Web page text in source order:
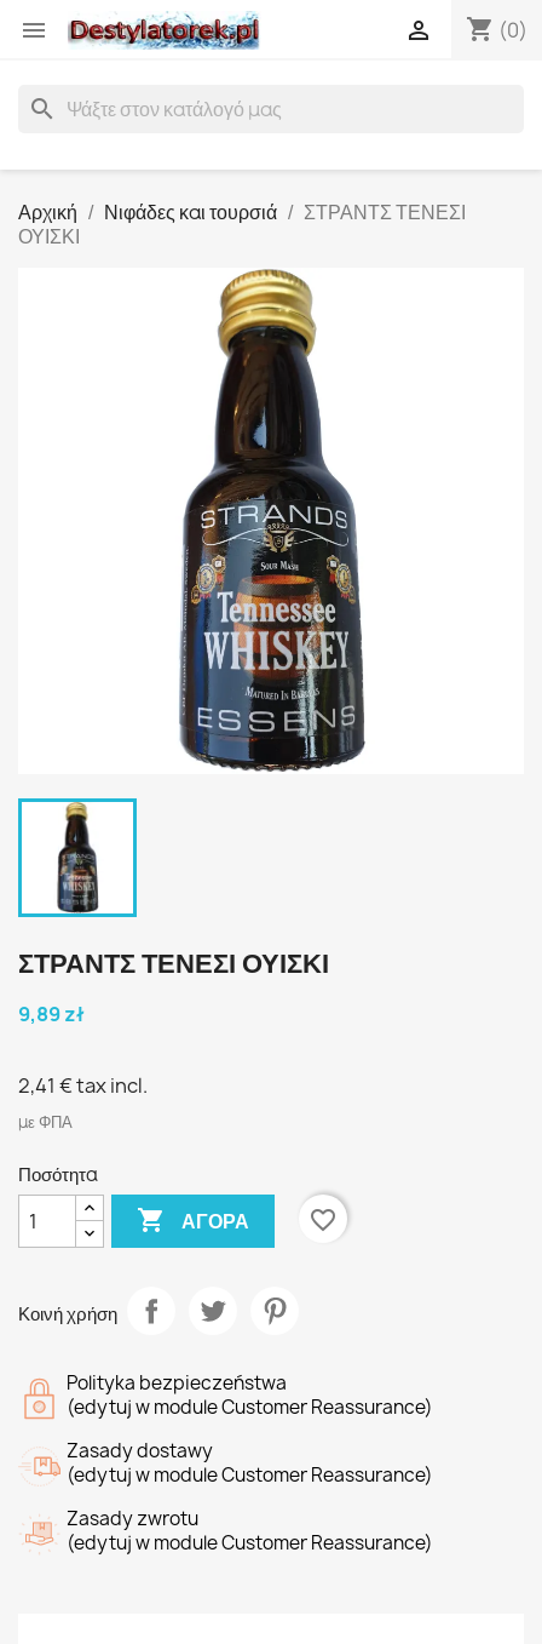
 shopping_cart (0)

search
Αρχική Νιφάδες και τουρσιά
ΣΤΡΑΝΤΣ ΤΕΝΕΣΙ
ΟΥΙΣΚΙ
ΣΤΡΑΝΤΣ ΤΕΝΕΣΙ ΟΥΙΣΚΙ
9,89 zł
2,41 €tax incl.
με ΦΠΑ
Ποσότητα
 ΑΓΟΡΆ favorite_border
Κοινή χρήση
Polityka bezpieczeństwa
(edytuj w module Customer Reassurance)
Zasady dostawy
(edytuj w module Customer Reassurance)
Zasady zwrotu
(edytuj w module Customer Reassurance)